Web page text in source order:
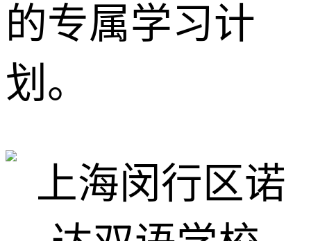
的专属学习计
划。